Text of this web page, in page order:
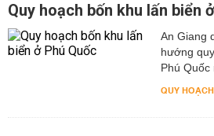
Quy hoạch bốn khu lấn biển
An Giang
hướng
Phú
QUY HOẠCH